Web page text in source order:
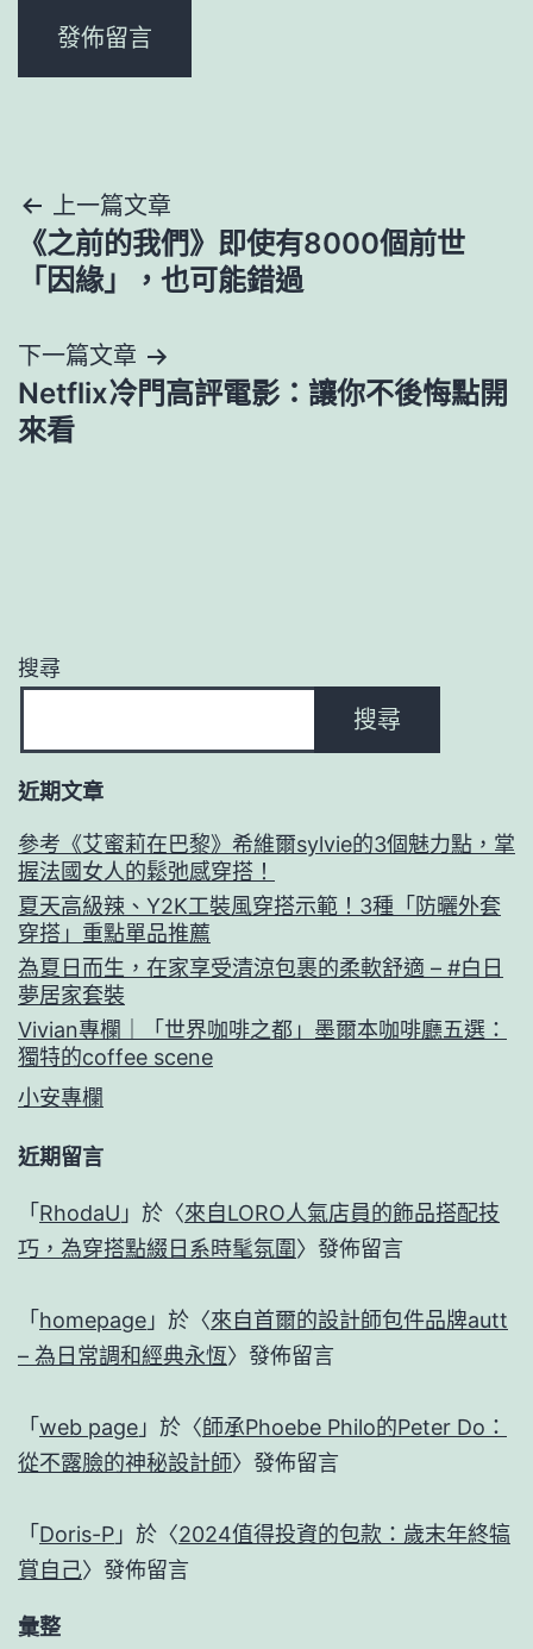
文
章
覽
上一篇文章
《之前的我們》即使有8000個前世
「因緣」，也可能錯過
下一篇文章
Netflix冷門高評電影：讓你不後悔點開
來看
搜尋
搜尋
近期文章
參考《艾蜜莉在巴黎》希維爾sylvie的3個魅力點，掌
握法國女人的鬆弛感穿搭！
夏天高級辣、Y2K工裝風穿搭示範！3種「防曬外套
穿搭」重點單品推薦
為夏日而生，在家享受清涼包裹的柔軟舒適 – #白日
夢居家套裝
Vivian專欄｜「世界咖啡之都」墨爾本咖啡廳五選：
獨特的coffee scene
小安專欄
近期留言
「RhodaU 」於〈來自LORO人氣店員的飾品搭配技
巧，為穿搭點綴日系時髦氛圍〉發佈留言
「homepage 」於〈來自首爾的設計師包件品牌autt
– 為日常調和經典永恆〉發佈留言
「web page 」於〈師承Phoebe Philo的Peter Do：
從不露臉的神秘設計師〉發佈留言
「Doris-P 」於〈2024值得投資的包款：歲末年終犒
賞自己〉發佈留言
彙整